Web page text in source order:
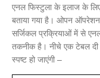
एनल फिस्टुला के इलाज के
बताया गया है। ओपन
सर्जिकल प्रक्रियाओं में से
तकनीक है। नीचे एक टेबल दी
स्पष्ट हो जाएंगी –